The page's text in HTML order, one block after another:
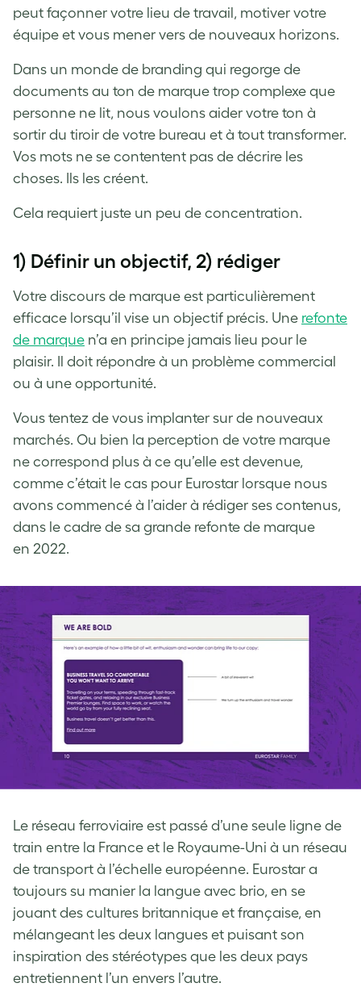
peut façonner votre lieu de travail, motiver votre
équipe et vous mener vers de nouveaux horizons.
Dans un monde de branding qui regorge de
documents au ton de marque trop complexe que
personne ne lit, nous voulons aider votre ton à
sortir du tiroir de votre bureau et à tout transformer.
Vos mots ne se contentent pas de décrire les
choses. Ils les créent.
Cela requiert juste un peu de concentration.
1) Définir un objectif, 2) rédiger
Votre discours de marque est particulièrement
efficace lorsqu’il vise un objectif précis. Une refonte
de marque n’a en principe jamais lieu pour le
plaisir. Il doit répondre à un problème commercial
ou à une opportunité.
Vous tentez de vous implanter sur de nouveaux
marchés. Ou bien la perception de votre marque
ne correspond plus à ce qu’elle est devenue,
comme c’était le cas pour Eurostar lorsque nous
avons commencé à l’aider à rédiger ses contenus,
dans le cadre de sa grande refonte de marque
en 2022.
Le réseau ferroviaire est passé d’une seule ligne de
train entre la France et le Royaume-Uni à un réseau
de transport à l’échelle européenne. Eurostar a
toujours su manier la langue avec brio, en se
jouant des cultures britannique et française, en
mélangeant les deux langues et puisant son
inspiration des stéréotypes que les deux pays
entretiennent l’un envers l’autre.